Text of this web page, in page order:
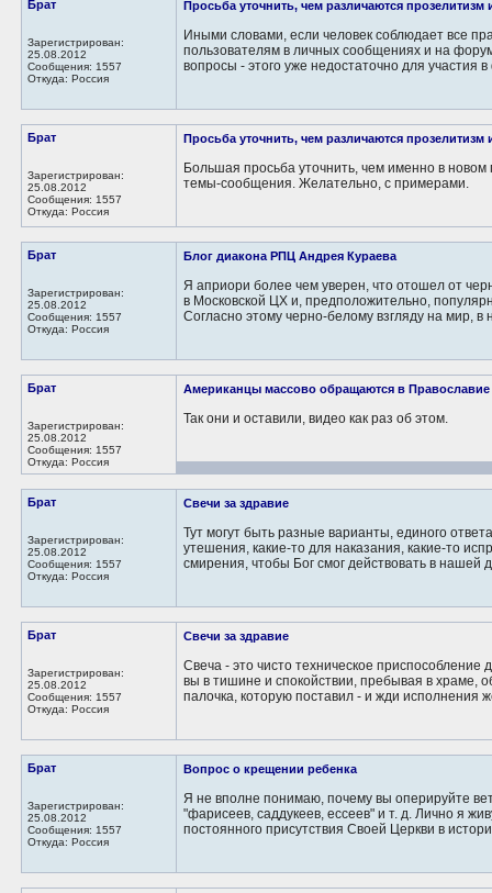
Брат
Зарегистрирован:
25.08.2012
Сообщения: 1557
Откуда: Россия
Просьба уточнить, чем различаются
Иными словами, если человек соблюдает все
пользователям в личных сообщениях и на
вопросы - этого уже недостаточно для участия
Брат
Зарегистрирован:
25.08.2012
Сообщения: 1557
Откуда: Россия
Просьба уточнить, чем различаются
Большая просьба уточнить, чем именно в
темы-сообщения. Желательно, с примерами.
Брат
Зарегистрирован:
25.08.2012
Сообщения: 1557
Откуда: Россия
Блог диакона РПЦ Андрея Кураева
Я априори более чем уверен, что отошел от
в Московской ЦХ и, предположительно,
Согласно этому черно-белому взгляду на мир, в
Брат
Зарегистрирован:
25.08.2012
Сообщения: 1557
Откуда: Россия
Американцы массово обращаются в Православие
Так они и оставили, видео как раз об этом.
Брат
Зарегистрирован:
25.08.2012
Сообщения: 1557
Откуда: Россия
Свечи за здравие
Тут могут быть разные варианты, единого
утешения, какие-то для наказания, какие-то
смирения, чтобы Бог смог действовать в нашей
Брат
Зарегистрирован:
25.08.2012
Сообщения: 1557
Откуда: Россия
Свечи за здравие
Свеча - это чисто техническое
вы в тишине и спокойствии, пребывая в храме,
палочка, которую поставил - и жди исполнения
Брат
Зарегистрирован:
25.08.2012
Сообщения: 1557
Откуда: Россия
Вопрос о крещении ребенка
Я не вполне понимаю, почему вы оперируйте
"фарисеев, саддукеев, ессеев" и т. д. Лично я
постоянного присутствия Своей Церкви в